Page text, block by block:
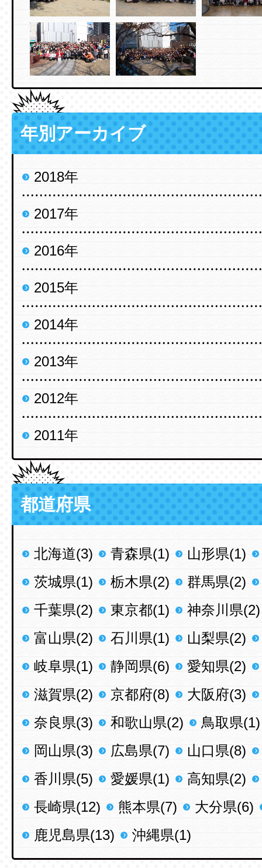
年別アーカイブ
2018年
2017年
2016年
2015年
2014年
2013年
2012年
2011年
都道府県
北海道(3) 青森県(1)
山形県(1)
茨城県(1)
栃木県(2)
群馬県(2)
千葉県(2)
東京都(1)
神奈川県(2)
富山県(2)
石川県(1)
山梨県(2)
岐阜県(1)
静岡県(6)
愛知県(2)
滋賀県(2)
京都府(8)
大阪府(3)
奈良県(3)
和歌山県(2)
鳥取県(1)
岡山県(3)
広島県(7)
山口県(8)
香川県(5)
愛媛県(1)
高知県(2)
長崎県(12)
熊本県(7)
大分県(6)
鹿児島県(13)
沖縄県(1)